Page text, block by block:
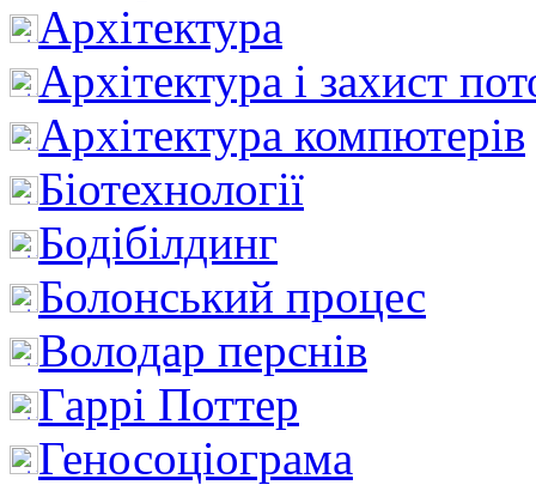
Архітектура
Архітектура і захист
Архітектура компютерів
Біотехнології
Бодібілдинг
Болонський процес
Володар перснів
Гаррі Поттер
Геносоціограма